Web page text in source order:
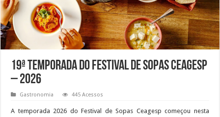
19ª Temporada do Festival de Sopas Ceagesp
– 2026
Gastronomia 445 Acessos
A temporada 2026 do Festival de Sopas Ceagesp começou nesta